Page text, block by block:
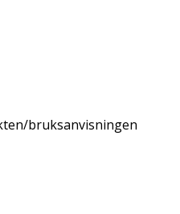
bruksanvisningen